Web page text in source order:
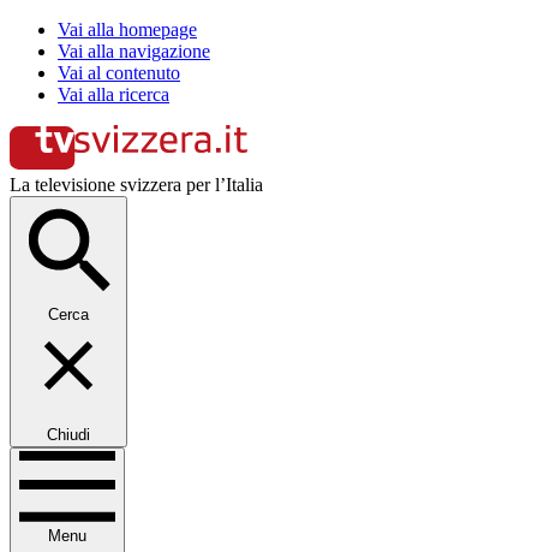
Vai alla homepage
Vai alla navigazione
Vai al contenuto
Vai alla ricerca
La televisione svizzera per l’Italia
Cerca
Chiudi
Menu